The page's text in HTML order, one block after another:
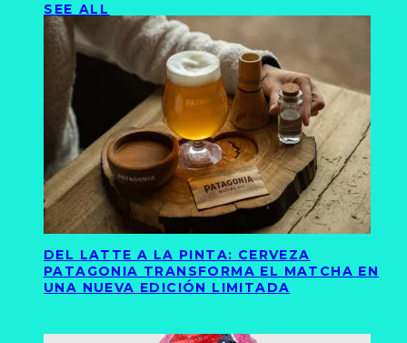
SEE ALL
DEL LATTE A LA PINTA: CERVEZA
PATAGONIA TRANSFORMA EL MATCHA EN
UNA NUEVA EDICIÓN LIMITADA